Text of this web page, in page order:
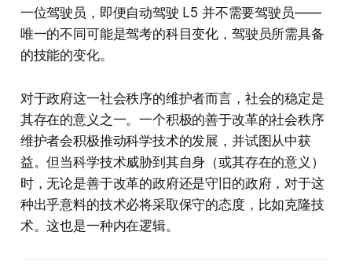
一位驾驶员，即便自动驾驶 L5 并不需要驾驶员——
唯一的不同可能是驾考的科目变化，驾驶员所需具备
的技能的变化。
对于政府这一社会秩序的维护者而言，社会的稳定是
其存在的意义之一。一个积极的善于改革的社会秩序
维护者会积极推动科学技术的发展，并试图从中获
益。但当科学技术威胁到其自身（或其存在的意义）
时，无论是善于改革的政府还是守旧的政府，对于这
种出乎意料的技术必将采取保守的态度，比如克隆技
术。这也是一种内在逻辑。